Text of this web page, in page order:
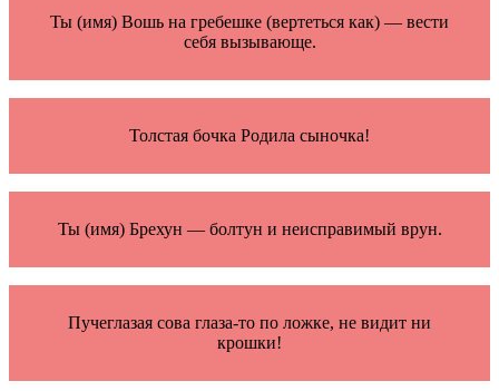
Ты (имя) Вошь на гребешке (вертеться как) — вести
себя вызывающе.
Толстая бочка Родила сыночка!
Ты (имя) Брехун — болтун и неисправимый врун.
Пучеглазая сова глаза-то по ложке, не видит ни
крошки!